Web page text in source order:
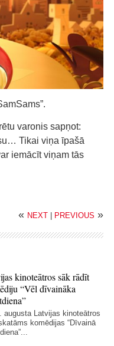
varonis sapņot:
Tikai viņa īpašā
iemācīt viņam tās
« NEXT PREVIOUS »
kinoteātros sāk rādīt
“Vēl dīvaināka
augusta Latvijas kinoteātros
komēdijas “Dīvainā